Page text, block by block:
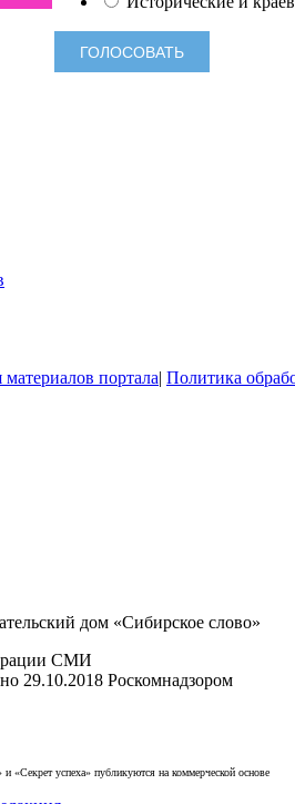
портала| Политика
дом «Сибирское слово»
СМИ
29.10.2018 Роскомнадзором
«Секрет успеха» публикуются на коммерческой основе